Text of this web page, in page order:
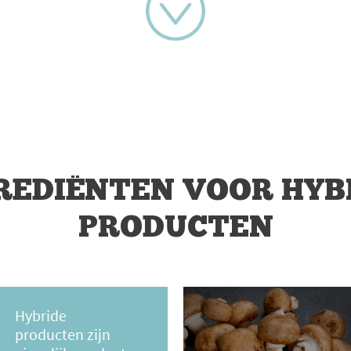
VOOR
PRODUCTEN
Hybride
producten zijn